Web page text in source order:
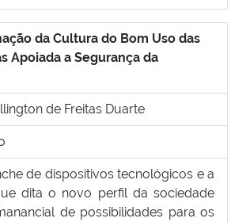
da Cultura do Bom Uso das
Apoiada a Segurança da
de Freitas Duarte
de dispositivos tecnológicos e a
dita o novo perfil da sociedade
de possibilidades para os